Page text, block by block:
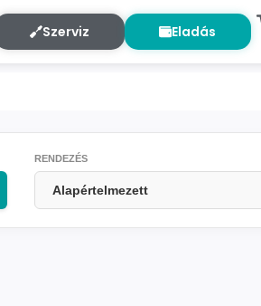
Szerviz Eladás
RENDEZÉS